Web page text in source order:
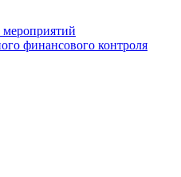
финансового контроля